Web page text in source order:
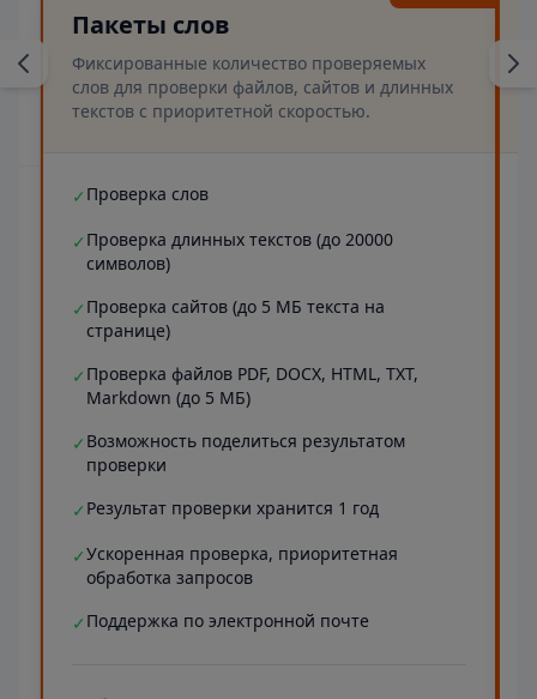
Пакеты слов
Фиксированные количество проверяемых
слов для проверки файлов, сайтов и длинных
текстов с приоритетной скоростью.
✓ Проверка слов
✓ Проверка длинных текстов (до 20000
символов)
✓ Проверка сайтов (до 5 МБ текста на
странице)
✓ Проверка файлов PDF, DOCX, HTML, TXT,
Markdown (до 5 МБ)
✓ Возможность поделиться результатом
проверки
✓ Результат проверки хранится 1 год
✓Ускоренная проверка, приоритетная
обработка запросов
✓ Поддержка по электронной почте